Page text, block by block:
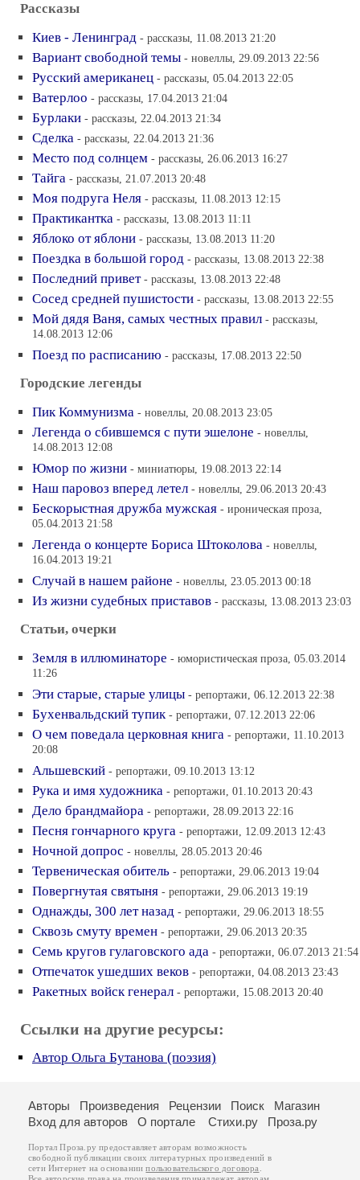
Рассказы
Киев - Ленинград - рассказы, 11.08.2013 21:20
Вариант свободной темы - новеллы, 29.09.2013 22:56
Русский американец - рассказы, 05.04.2013 22:05
Ватерлоо - рассказы, 17.04.2013 21:04
Бурлаки - рассказы, 22.04.2013 21:34
Сделка - рассказы, 22.04.2013 21:36
Место под солнцем - рассказы, 26.06.2013 16:27
Тайга - рассказы, 21.07.2013 20:48
Моя подруга Неля - рассказы, 11.08.2013 12:15
Практикантка - рассказы, 13.08.2013 11:11
Яблоко от яблони - рассказы, 13.08.2013 11:20
Поездка в большой город - рассказы, 13.08.2013 22:38
Последний привет - рассказы, 13.08.2013 22:48
Сосед средней пушистости - рассказы, 13.08.2013 22:55
Мой дядя Ваня, самых честных правил - рассказы,
14.08.2013 12:06
Поезд по расписанию - рассказы, 17.08.2013 22:50
Городские легенды
Пик Коммунизма - новеллы, 20.08.2013 23:05
Легенда о сбившемся с пути эшелоне - новеллы,
14.08.2013 12:08
Юмор по жизни - миниатюры, 19.08.2013 22:14
Наш паровоз вперед летел - новеллы, 29.06.2013 20:43
Бескорыстная дружба мужская - ироническая проза,
05.04.2013 21:58
Легенда о концерте Бориса Штоколова - новеллы,
16.04.2013 19:21
Случай в нашем районе - новеллы, 23.05.2013 00:18
Из жизни судебных приставов - рассказы, 13.08.2013 23:03
Статьи, очерки
Земля в иллюминаторе - юмористическая проза, 05.03.2014
11:26
Эти старые, старые улицы - репортажи, 06.12.2013 22:38
Бухенвальдский тупик - репортажи, 07.12.2013 22:06
О чем поведала церковная книга - репортажи, 11.10.2013
20:08
Альшевский - репортажи, 09.10.2013 13:12
Рука и имя художника - репортажи, 01.10.2013 20:43
Дело брандмайора - репортажи, 28.09.2013 22:16
Песня гончарного круга - репортажи, 12.09.2013 12:43
Ночной допрос - новеллы, 28.05.2013 20:46
Тервеническая обитель - репортажи, 29.06.2013 19:04
Повергнутая святыня - репортажи, 29.06.2013 19:19
Однажды, 300 лет назад - репортажи, 29.06.2013 18:55
Сквозь смуту времен - репортажи, 29.06.2013 20:35
Семь кругов гулаговского ада - репортажи, 06.07.2013 21:54
Отпечаток ушедших веков - репортажи, 04.08.2013 23:43
Ракетных войск генерал - репортажи, 15.08.2013 20:40
Ссылки на другие ресурсы:
Автор Ольга Бутанова (поэзия)
Авторы Произведения Рецензии Поиск
Магазин
Вход для авторов
О портале Стихи.ру Проза.ру
Портал Проза.ру предоставляет авторам возможность
свободной публикации своих литературных произведений в
сети Интернет на основаниипользовательского договора